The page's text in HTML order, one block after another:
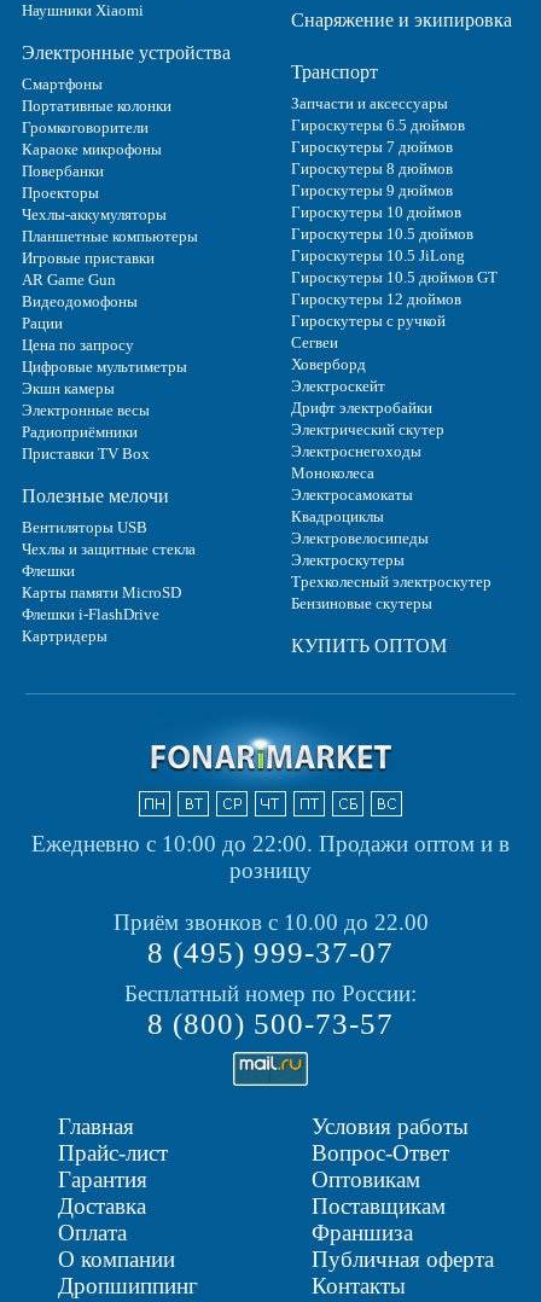
Наушники Xiaomi
Электронные устройства
Смартфоны
Портативные колонки
Громкоговорители
Караоке микрофоны
Повербанки
Проекторы
Чехлы-аккумуляторы
Планшетные компьютеры
Игровые приставки
AR Game Gun
Видеодомофоны
Рации
Цена по запросу
Цифровые мультиметры
Экшн камеры
Электронные весы
Радиоприёмники
Приставки TV Box
Полезные мелочи
Вентиляторы USB
Чехлы и защитные стекла
Флешки
Карты памяти MicroSD
Флешки i-FlashDrive
Картридеры
Снаряжение и экипировка
Транспорт
Запчасти и аксессуары
Гироскутеры 6.5 дюймов
Гироскутеры 7 дюймов
Гироскутеры 8 дюймов
Гироскутеры 9 дюймов
Гироскутеры 10 дюймов
Гироскутеры 10.5 дюймов
Гироскутеры 10.5 JiLong
Гироскутеры 10.5 дюймов GT
Гироскутеры 12 дюймов
Гироскутеры с ручкой
Сегвеи
Ховерборд
Электроскейт
Дрифт электробайки
Электрический скутер
Электроснегоходы
Моноколеса
Электросамокаты
Квадроциклы
Электровелосипеды
Электроскутеры
Трехколесный электроскутер
Бензиновые скутеры
КУПИТЬ ОПТОМ
Ежедневно с 10:00 до 22:00. Продажи оптом и в
розницу
Приём звонков с 10.00 до 22.00
8 (495) 999-37-07
Бесплатный номер по России:
8 (800) 500-73-57
Главная
Прайс-лист
Гарантия
Доставка
Оплата
О компании
Дропшиппинг
Условия работы
Вопрос-Ответ
Оптовикам
Поставщикам
Франшиза
Публичная оферта
Контакты